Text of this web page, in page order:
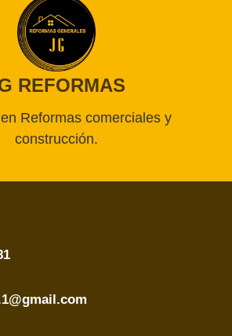
REFORMAS
Reformas comerciales y
construcción.